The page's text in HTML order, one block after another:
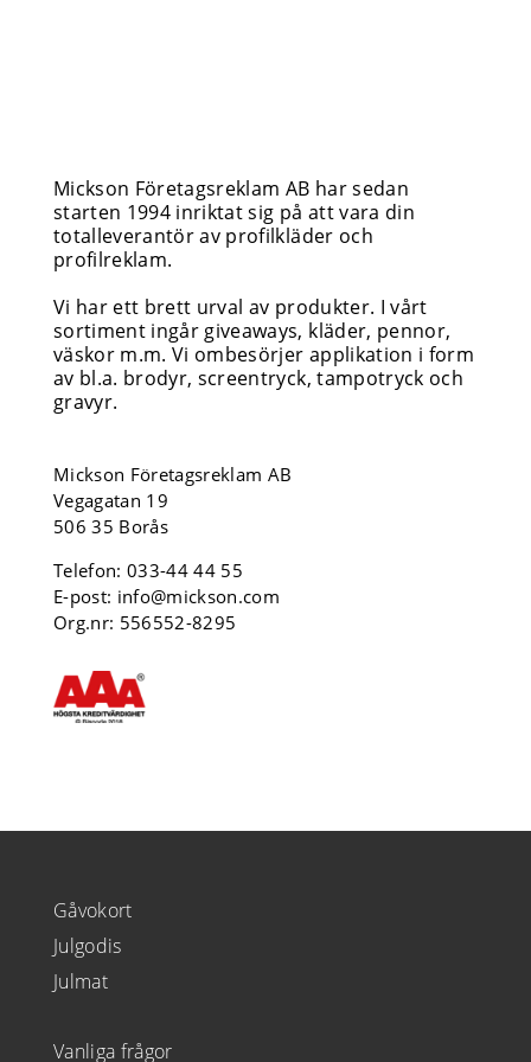
Mickson Företagsreklam AB har sedan
starten 1994 inriktat sig på att vara din
totalleverantör av profilkläder och
profilreklam.
Vi har ett brett urval av produkter. I vårt
sortiment ingår giveaways, kläder, pennor,
väskor m.m. Vi ombesörjer applikation i form
av bl.a. brodyr, screentryck, tampotryck och
gravyr.
Mickson Företagsreklam AB
Vegagatan 19
506 35 Borås
Telefon:033-44 44 55
E-post: info@mickson.com
Org.nr: 556552-8295
Gåvokort
Julgodis
Julmat
Vanliga frågor